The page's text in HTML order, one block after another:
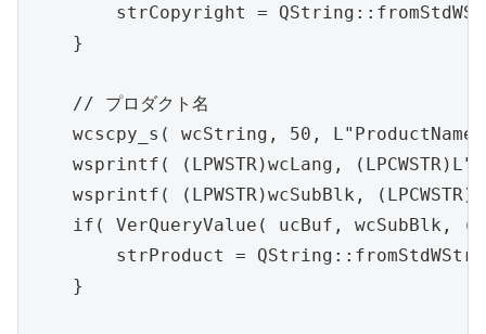
strCopyright =
    }
    // プロダクト名
wcscpy_s( wcString, 50,
wsprintf( (LPWSTR)wcLang,
wsprintf( (LPWSTR)wcSubBlk,
if( VerQueryValue( ucBuf, wcSubBlk,
strProduct =
    }